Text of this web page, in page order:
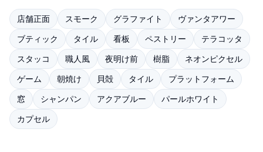
店舗正面 スモーク グラファイト
ヴァンタアワー
ブティック
タイル 看板 ペストリー
テラコッタ
スタッコ
職人風 夜明け前 樹脂
ネオンピクセル
ゲーム
朝焼け 貝殻 タイル
プラットフォーム
窓
シャンパン アクアブルー
パールホワイト
カプセル